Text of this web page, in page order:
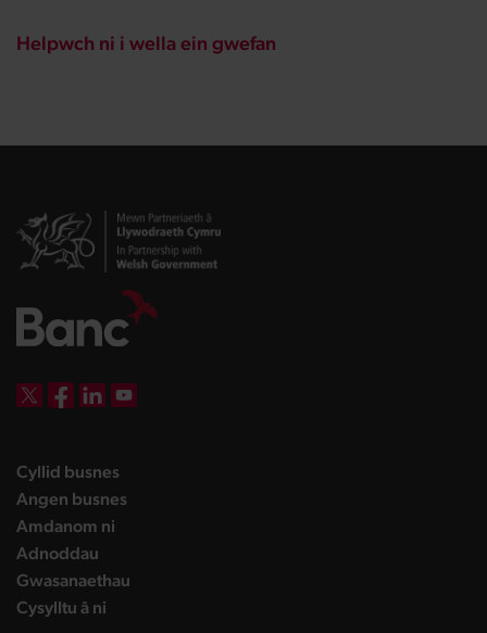
Helpwch ni i wella ein gwefan
Cyllid busneslanding page
Angen busneslanding page
Amdanom ni
Adnoddau
Gwasanaethau
Cysylltu â ni